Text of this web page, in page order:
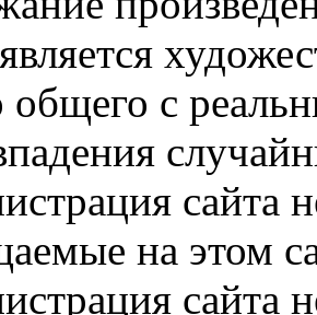
общего с
сайта
на этом
сайта